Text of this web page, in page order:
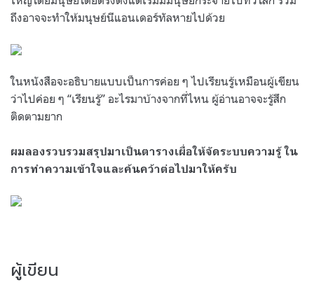
ถึงอาจจะทำให้มนุษย์นีแอนเดอร์ทัลหายไปด้วย
ในหนังสือจะอธิบายแบบเป็นการค่อย ๆ ไปเรียนรู้เหมือนผู้เขียน
ว่าไปค่อย ๆ “เรียนรู้” อะไรมาบ้างจากที่ไหน ผู้อ่านอาจจะรู้สึก
ติดตามยาก
ผมลองรวบรวมสรุปมาเป็นตารางเผื่อให้จัดระบบความรู้ ใน
การทำความเข้าใจและค้นคว้าต่อไปมาให้ครับ
ผู้เขียน